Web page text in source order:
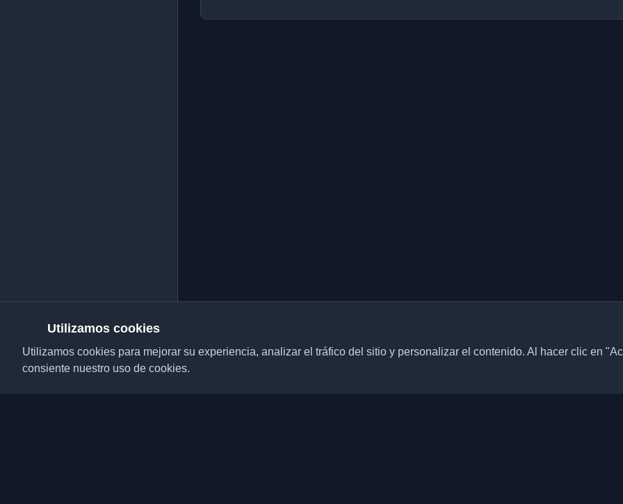
Utilizamos cookies
Utilizamos cookies para mejorar su experiencia, analizar el tráfico del sitio y personalizar el contenido. Al hacer clic en
consiente nuestro uso de cookies.